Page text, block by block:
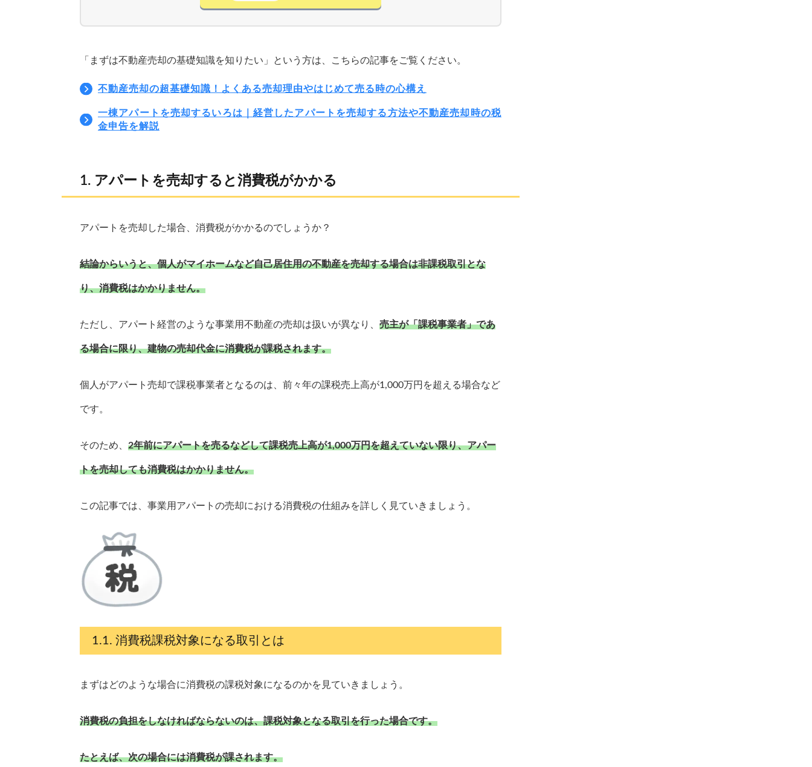
「まずは不動産売却の基礎知識を知りたい」という方は、こちらの記事をご覧ください。
不動産売却の超基礎知識！よくある売却理由やはじめて売る時の心構え
一棟アパートを売却するいろは｜経営したアパートを売却する方法や不動産売却時の税
金申告を解説
アパートを売却すると消費税がかかる
アパートを売却した場合、消費税がかかるのでしょうか？
結論からいうと、個人がマイホームなど自己居住用の不動産を売却する場合は非課税取引とな
り、消費税はかかりません。
ただし、アパート経営のような事業用不動産の売却は扱いが異なり、 売主が「課税事業者」であ
る場合に限り、建物の売却代金に消費税が課税されます。
個人がアパート売却で課税事業者となるのは、前々年の課税売上高が1,000万円を超える場合など
です。
そのため、 2年前にアパートを売るなどして課税売上高が1,000万円を超えていない限り、アパー
トを売却しても消費税はかかりません。
この記事では、事業用アパートの売却における消費税の仕組みを詳しく見ていきましょう。
消費税課税対象になる取引とは
まずはどのような場合に消費税の課税対象になるのかを見ていきましょう。
消費税の負担をしなければならないのは、課税対象となる取引を行った場合です。
たとえば、次の場合には消費税が課されます。